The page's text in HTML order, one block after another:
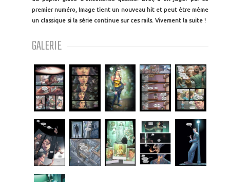
premier numéro, Image tient un nouveau hit et peut être même
un classique si la série continue sur ces rails. Vivement la suite !
GALERIE